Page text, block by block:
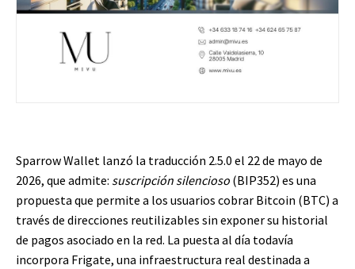
Sparrow Wallet lanzó la traducción 2.5.0 el 22 de mayo de
2026, que admite: suscripción silencioso (BIP352) es una
propuesta que permite a los usuarios cobrar Bitcoin (BTC) a
través de direcciones reutilizables sin exponer su historial
de pagos asociado en la red. La puesta al día todavía
incorpora Frigate, una infraestructura real destinada a